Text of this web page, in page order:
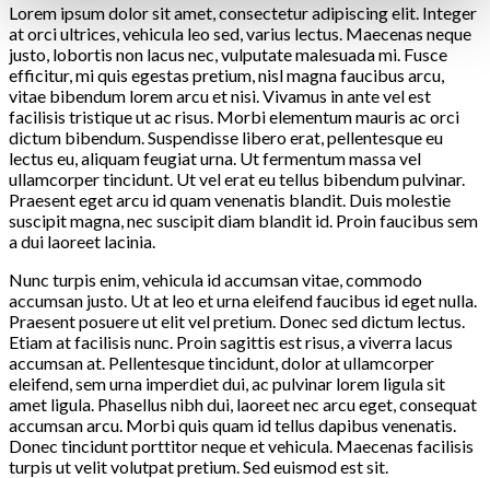
Lorem ipsum dolor sit amet, consectetur adipiscing elit. Integer
at orci ultrices, vehicula leo sed, varius lectus. Maecenas neque
justo, lobortis non lacus nec, vulputate malesuada mi. Fusce
efficitur, mi quis egestas pretium, nisl magna faucibus arcu,
vitae bibendum lorem arcu et nisi. Vivamus in ante vel est
facilisis tristique ut ac risus. Morbi elementum mauris ac orci
dictum bibendum. Suspendisse libero erat, pellentesque eu
lectus eu, aliquam feugiat urna. Ut fermentum massa vel
ullamcorper tincidunt. Ut vel erat eu tellus bibendum pulvinar.
Praesent eget arcu id quam venenatis blandit. Duis molestie
suscipit magna, nec suscipit diam blandit id. Proin faucibus sem
a dui laoreet lacinia.
Nunc turpis enim, vehicula id accumsan vitae, commodo
accumsan justo. Ut at leo et urna eleifend faucibus id eget nulla.
Praesent posuere ut elit vel pretium. Donec sed dictum lectus.
Etiam at facilisis nunc. Proin sagittis est risus, a viverra lacus
accumsan at. Pellentesque tincidunt, dolor at ullamcorper
eleifend, sem urna imperdiet dui, ac pulvinar lorem ligula sit
amet ligula. Phasellus nibh dui, laoreet nec arcu eget, consequat
accumsan arcu. Morbi quis quam id tellus dapibus venenatis.
Donec tincidunt porttitor neque et vehicula. Maecenas facilisis
turpis ut velit volutpat pretium. Sed euismod est sit.